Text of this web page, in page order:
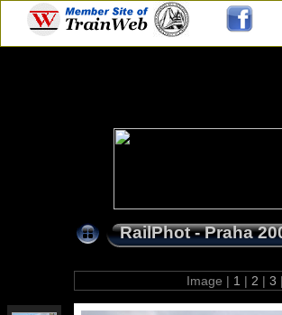
RailPhot - Praha
Image | 1 | 2 | 3 |